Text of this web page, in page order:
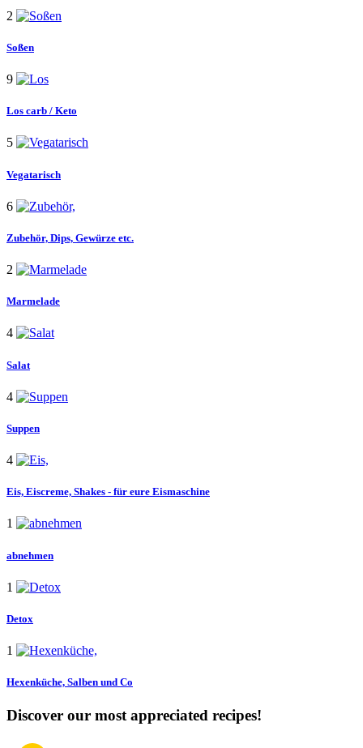
2
Soßen
9
Los carb / Keto
5
Vegatarisch
6
Zubehör, Dips, Gewürze etc.
2
Marmelade
4
Salat
4
Suppen
4
Eis, Eiscreme, Shakes - für eure Eismaschine
1
abnehmen
1
Detox
1
Hexenküche, Salben und Co
Discover our most appreciated recipes!